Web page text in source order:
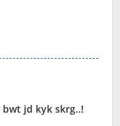
jd kyk skrg..!